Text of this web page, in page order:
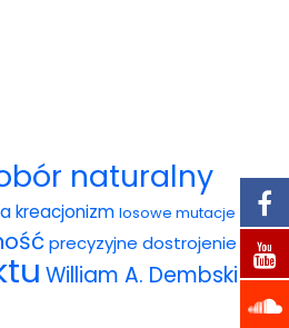
naturalny
kreacjonizm losowe mutacje
precyzyjne dostrojenie
William A. Dembski